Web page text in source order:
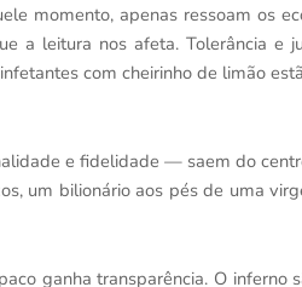
momento, apenas ressoam os
a leitura nos afeta. Tolerância e
com cheirinho de limão
e fidelidade — saem do
um bilionário aos pés de uma
ganha transparência. O inferno